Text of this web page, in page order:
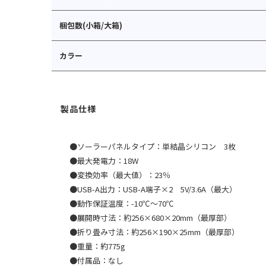
梱包数(小箱/大箱)
カラー
●ソーラーパネルタイプ：単結晶シリコン 3枚
●最大発電力：18W
●変換効率（最大値）：23％
●USB-A出力：USB-A端子×2 5V/3.6A（最大）
●動作保証温度：-10℃〜70℃
●展開時寸法：約256×680×20mm（最厚部）
●折り畳み寸法：約256×190×25mm（最厚部）
●重量：約775g
●付属品：なし